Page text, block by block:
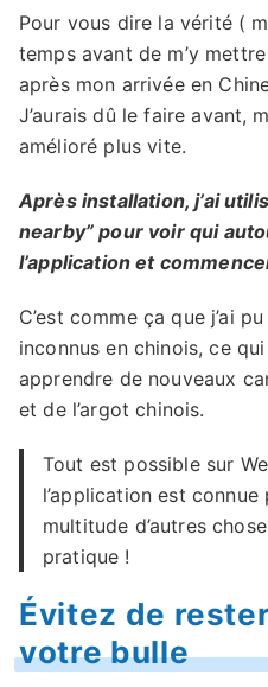
Pour vous dire la vérité (
temps avant de m’y
après mon arrivée en
J’aurais dû le faire avant,
amélioré plus vite.
Après installation, j’ai
nearby” pour voir qui
l’application et
C’est comme ça que j’ai
inconnus en chinois, ce qui
apprendre de nouveaux
et de l’argot chinois.
Tout est possible sur
l’application est
multitude d’autres
pratique !
Évitez de
votre bulle